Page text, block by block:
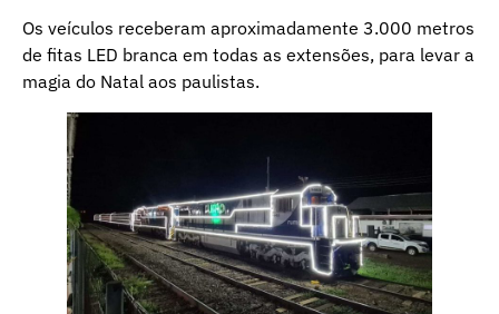
Os veículos receberam aproximadamente 3.000 metros
de fitas LED branca em todas as extensões, para levar a
magia do Natal aos paulistas.